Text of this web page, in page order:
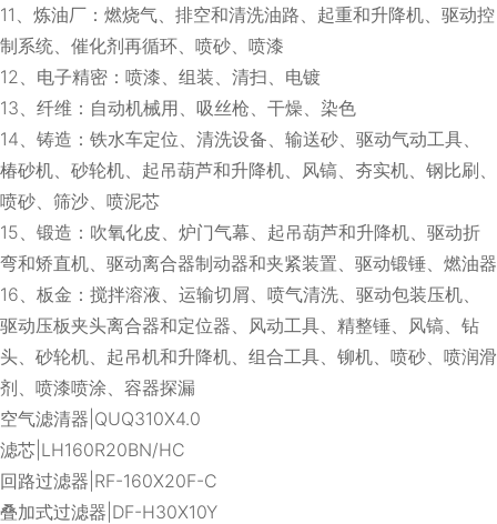
11、炼油厂：燃烧气、排空和清洗油路、起重和升降机、驱动控
制系统、催化剂再循环、喷砂、喷漆
12、电子精密：喷漆、组装、清扫、电镀
13、纤维：自动机械用、吸丝枪、干燥、染色
14、铸造：铁水车定位、清洗设备、输送砂、驱动气动工具、
椿砂机、砂轮机、起吊葫芦和升降机、风镐、夯实机、钢比刷、
喷砂、筛沙、喷泥芯
15、锻造：吹氧化皮、炉门气幕、起吊葫芦和升降机、驱动折
弯和矫直机、驱动离合器制动器和夹紧装置、驱动锻锤、燃油器
16、板金：搅拌溶液、运输切屑、喷气清洗、驱动包装压机、
驱动压板夹头离合器和定位器、风动工具、精整锤、风镐、钻
头、砂轮机、起吊机和升降机、组合工具、铆机、喷砂、喷润滑
剂、喷漆喷涂、容器探漏
空气滤清器|QUQ310X4.0
滤芯|LH160R20BN/HC
回路过滤器|RF-160X20F-C
叠加式过滤器|DF-H30X10Y